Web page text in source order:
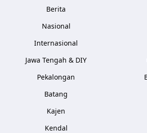
Berita
Nasional
Internasional
Jawa Tengah & DIY
Pekalongan
Batang
Kajen
Kendal